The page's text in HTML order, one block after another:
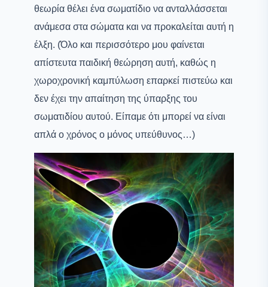
θεωρία θέλει ένα σωματίδιο να ανταλλάσσεται
ανάμεσα στα σώματα και να προκαλείται αυτή η
έλξη. (Όλο και περισσότερο μου φαίνεται
απίστευτα παιδική θεώρηση αυτή, καθώς η
χωροχρονική καμπύλωση επαρκεί πιστεύω και
δεν έχει την απαίτηση της ύπαρξης του
σωματιδίου αυτού. Είπαμε ότι μπορεί να είναι
απλά ο χρόνος ο μόνος υπεύθυνος…)